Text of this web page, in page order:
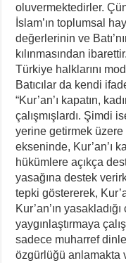
oluvermektedirler.
İslam’ın toplumsal
değerlerinin ve
kılınmasından
Türkiye halklarını
Batıcılar da kendi
“Kur’an’ı kapatın,
çalışmışlardı. Şimdi
yerine getirmek
ekseninde, Kur’an’ı
hükümlere açıkça
yasağına destek
tepki göstererek,
Kur’an’ın
yaygınlaştırmaya
sadece muharref
özgürlüğü anlamakta